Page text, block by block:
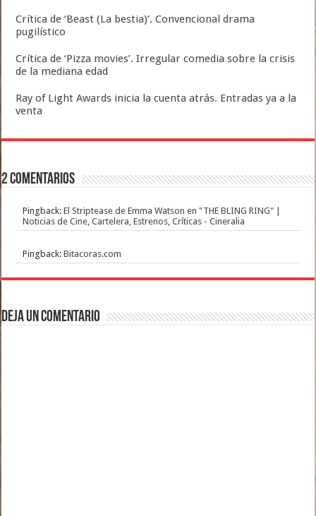
Crítica de ‘Beast (La bestia)’. Convencional drama
pugilístico
Crítica de ‘Pizza movies’. Irregular comedia sobre la crisis
de la mediana edad
Ray of Light Awards inicia la cuenta atrás. Entradas ya a la
venta
2 comentarios
Pingback:El Striptease de Emma Watson en "THE BLING RING" |
Noticias de Cine, Cartelera, Estrenos, Críticas - Cineralia
Pingback:Bitacoras.com
Deja un comentario